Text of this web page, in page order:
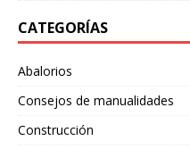
CATEGORÍAS
Abalorios
Consejos de manualidades
Construcción